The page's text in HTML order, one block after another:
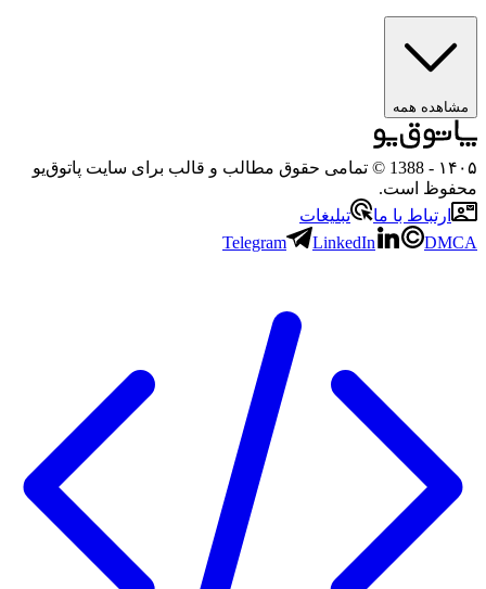
مشاهده همه
۱۴۰۵
- 1388 © تمامی حقوق مطالب و قالب برای سایت پاتوق‌یو
محفوظ است.
ارتباط با ما
تبلیغات
Telegram
LinkedIn DMCA